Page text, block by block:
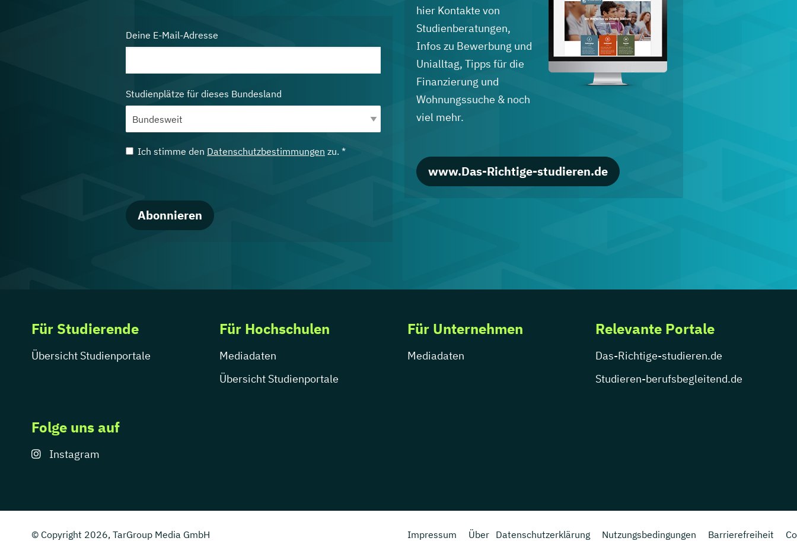
Deine E-Mail-Adresse
Studienplätze für dieses Bundesland
Ich stimme den Datenschutzbestimmungen zu. *
Abonnieren
hier Kontakte von
Studienberatungen,
Infos zu Bewerbung und
Unialltag, Tipps für die
Finanzierung und
Wohnungssuche & noch
viel mehr.
www.Das-Richtige-studieren.de
Für Studierende
Übersicht Studienportale
Für Hochschulen
Mediadaten
Übersicht Studienportale
Für Unternehmen
Mediadaten
Relevante Portale
Das-Richtige-studieren.de
Studieren-berufsbegleitend.de
Folge uns auf
Instagram
© Copyright 2026, TarGroup Media GmbH Impressum Über Datenschutzerklärung Nutzungsbedingungen Barrierefreiheit